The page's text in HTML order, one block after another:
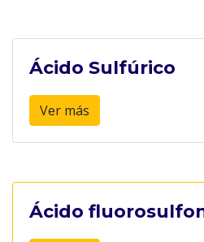
Ácido Sulfúrico
Ver más
Ácido